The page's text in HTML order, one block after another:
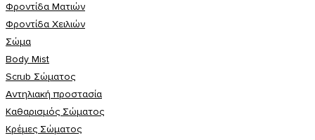
Φροντίδα Ματιών
Φροντίδα Χειλιών
Σώμα
Body Mist
Scrub Σώματος
Αντηλιακή προστασία
Καθαρισμός Σώματος
Κρέμες Σώματος